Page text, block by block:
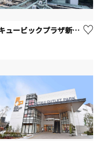
キュービックプラザ新横浜